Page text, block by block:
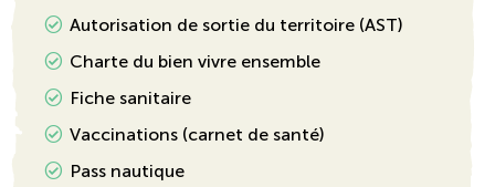
Autorisation de sortie du territoire (AST)
Charte du bien vivre ensemble
Fiche sanitaire
Vaccinations (carnet de santé)
Pass nautique